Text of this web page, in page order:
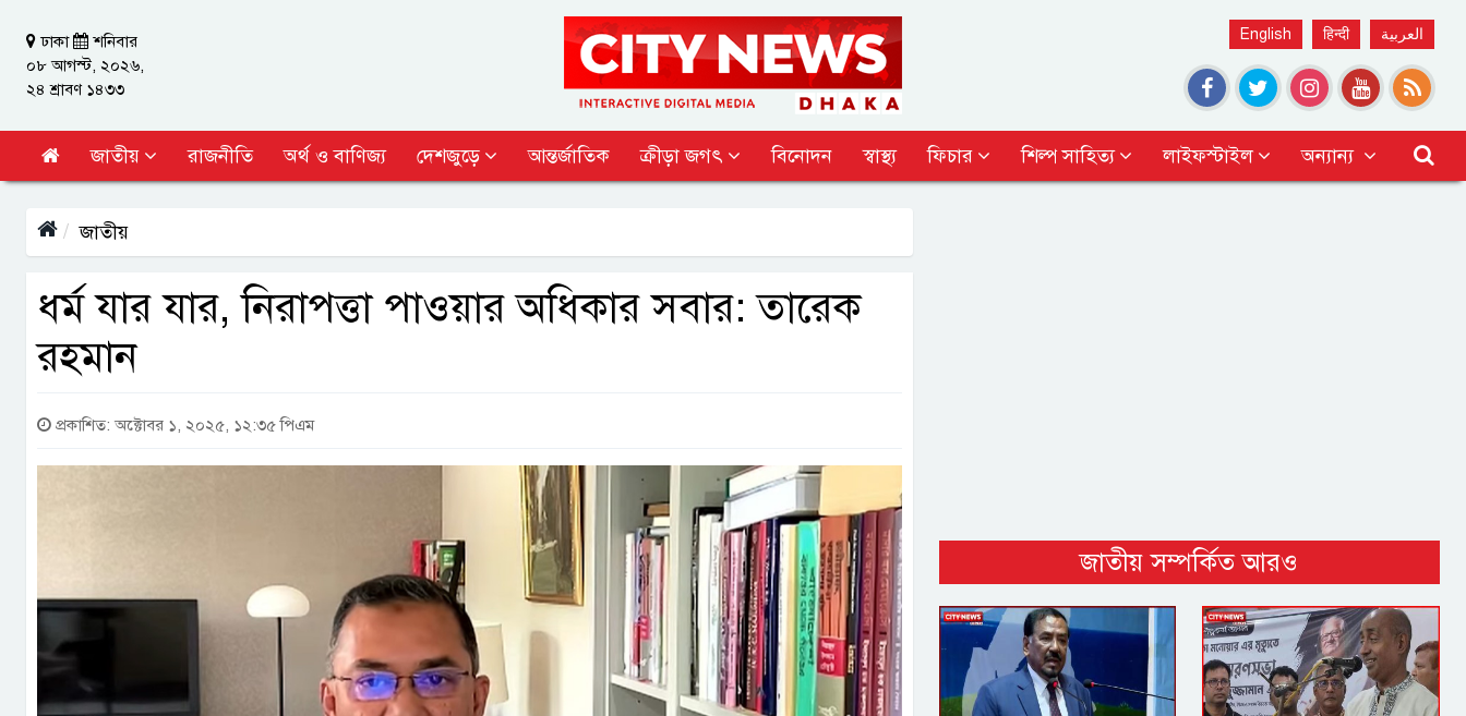
ঢাকা
শনিবার
০৮ আগস্ট, ২০২৬,
২৪ শ্রাবণ ১৪৩৩
English हिन्दी العربية
জাতীয় রাজনীতি অর্থ ও বাণিজ্য দেশজুড়ে আন্তর্জাতিক ক্রীড়া জগৎ বিনোদন স্বাস্থ্য ফিচার শিল্প সাহিত্য লাইফস্টাইল অন্যান্য
জাতীয়
ধর্ম যার যার, নিরাপত্তা পাওয়ার অধিকার সবার: তারেক
রহমান
প্রকাশিত: অক্টোবর ১, ২০২৫, ১২:৩৫ পিএম
জাতীয় সম্পর্কিত আরও